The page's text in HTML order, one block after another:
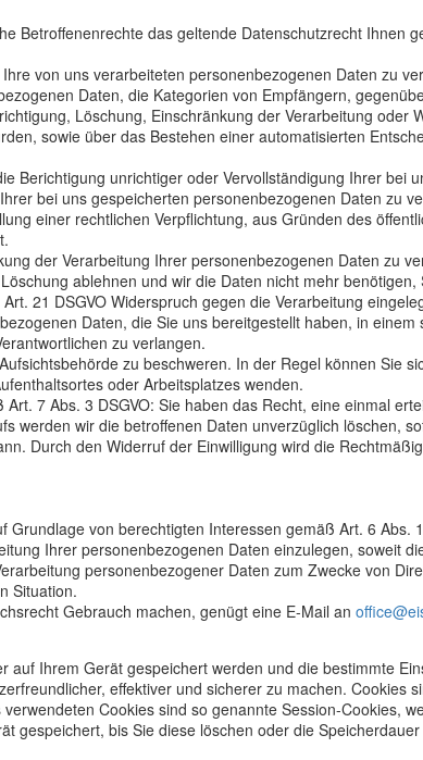
Betroffenenrechte das geltende Datenschutzrecht Ihnen
von uns verarbeiteten personenbezogenen Daten zu
Daten, die Kategorien von Empfängern,
Löschung, Einschränkung der Verarbeitung
sowie über das Bestehen einer automatisierten
Berichtigung unrichtiger oder Vervollständigung Ihrer
bei uns gespeicherten personenbezogenen Daten zu
einer rechtlichen Verpflichtung, aus Gründen des
der Verarbeitung Ihrer personenbezogenen Daten zu
ablehnen und wir die Daten nicht mehr
21 DSGVO Widerspruch gegen die Verarbeitung
Daten, die Sie uns bereitgestellt haben, in
zu verlangen.
zu beschweren. In der Regel können Sie
oder Arbeitsplatzes wenden.
7 Abs. 3 DSGVO: Sie haben das Recht, eine einmal
werden wir die betroffenen Daten unverzüglich löschen,
Durch den Widerruf der Einwilligung wird die
von berechtigten Interessen gemäß Art. 6 Abs.
Ihrer personenbezogenen Daten einzulegen, soweit
personenbezogener Daten zum Zwecke von
Situation.
Gebrauch machen, genügt eine E-Mail an
auf Ihrem Gerät gespeichert werden und die bestimmte
effektiver und sicherer zu machen. Cookies
Cookies sind so genannte Session-Cookies,
gespeichert, bis Sie diese löschen oder die